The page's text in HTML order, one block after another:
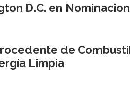
D.C. en
de
Limpia